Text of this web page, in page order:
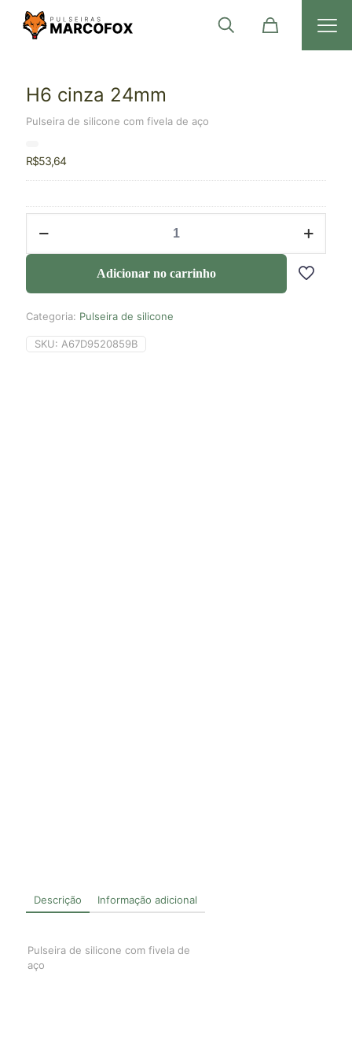
Descrição Informação adicional
Pulseira de silicone com fivela de
aço
H6 cinza 24mm
Pulseira de silicone com fivela de aço
R$53,64
Adicionar no carrinho
Categoria: Pulseira de silicone
SKU: A67D9520859B